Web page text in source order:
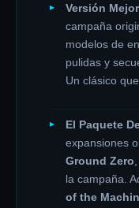
Versión
campaña
modelos de
pulidas y
Un clásico
El Paquete
expansiones
Ground Zero
la campaña.
of the